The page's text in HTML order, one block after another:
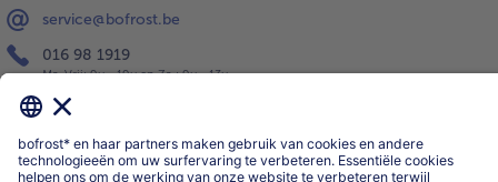
service@bofrost.be
016 98 1919
Ma-Vrij: 9u - 19u en Za.: 9u - 13u
Service